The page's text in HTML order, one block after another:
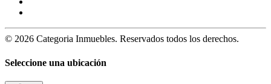
© 2026 Categoria Inmuebles. Reservados todos los derechos.
Seleccione una ubicación